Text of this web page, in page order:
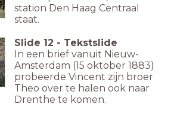
station Den Haag Centraal
staat.
Slide 12 - Tekstslide
In een brief vanuit Nieuw-
Amsterdam (15 oktober 1883)
probeerde Vincent zijn broer
Theo over te halen ook naar
Drenthe te komen.